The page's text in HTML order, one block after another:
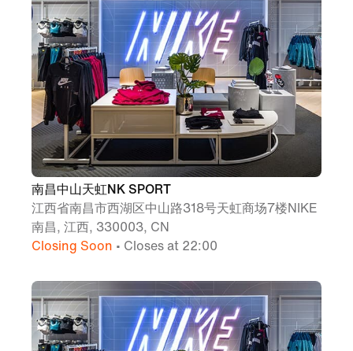
南昌中山天虹NK SPORT
江西省南昌市西湖区中山路318号天虹商场7楼NIKE
南昌, 江西, 330003, CN
Closing Soon • Closes at 22:00